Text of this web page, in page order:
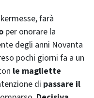
farà
per onorare la
degli anni Novanta
pochi giorni fa a un
le magliette
di passare il